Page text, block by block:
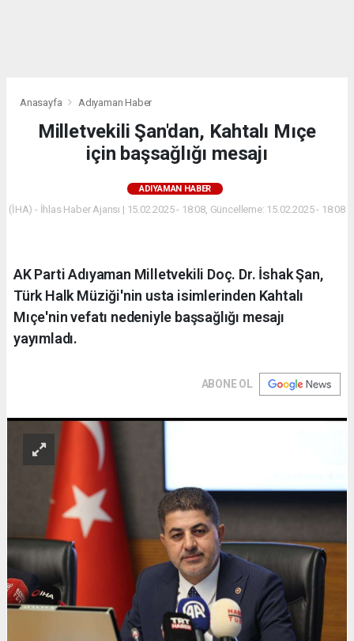
Anasayfa Adıyaman Haber
Milletvekili Şan'dan, Kahtalı Mıçe
için başsağlığı mesajı
ADIYAMAN HABER
(İHA) - İhlas Haber Ajansı | 15.02.2025 - 18:08, Güncelleme: 15.02.2025 - 18:08
AK Parti Adıyaman Milletvekili Doç. Dr. İshak Şan,
Türk Halk Müziği'nin usta isimlerinden Kahtalı
Mıçe'nin vefatı nedeniyle başsağlığı mesajı
yayımladı.
ABONE OL